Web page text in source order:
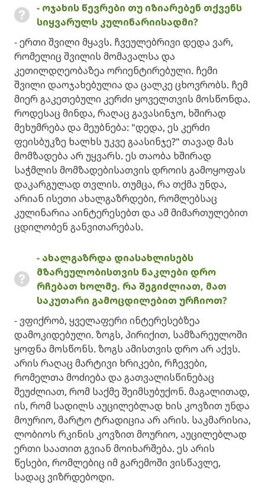
- ოჯახის წევრები თუ იზიარებენ თქვენს
სიყვარულს კულინარიისადმი?
- ერთი შვილი მყავს. ჩვეულებრივი დედა ვარ,
რომელიც შვილის მომავალსა და
კეთილდღეობაზეა ორიენტირებული. ჩემი
შვილი დაოჯახებულია და ცალკე ცხოვრობს. ჩემ
მიერ გაკეთებული კერძი ყოველთვის მოსწონდა.
როდესაც მინდა, რაღაც გავასინჯო, ხშირად
მეხუმრება და მეუბნება: "დედა, ეს კერძი
ფეისბუკზე ხალხს უკვე გაასინჯე?" თავად მას
მომზადება არ უყვარს. ეს თაობა ხშირად
საჭმლის მომზადებისათვის დროის გამოყოფას
დაკარგულად თვლის. თუმცა, რა თქმა უნდა,
არიან ისეთი ახალგაზრდები, რომლებსაც
კულინარია აინტერესებთ და ამ მიმართულებით
ცდილობენ განვითარებას.
- ახალგაზრდა დიასახლისებს
მზარეულობისთვის ნაკლები დრო
რჩებათ ხოლმე. რა შეგიძლიათ, მათ
საკუთარი გამოცდილებით ურჩიოთ?
- ვფიქრობ, ყველაფერი ინტერესებზეა
დამოკიდებული. ზოგს, პირიქით, სამზარეულოში
ყოფნა მოსწონს. ზოგს ამისთვის დრო არ აქვს.
არის რაღაც მარტივი ხრიკები, რჩევები,
რომელთა მოძიება და გათვალისწინებაც
შეუძლიათ, რომ საქმე შეიმსუბუქონ. მაგალითად,
ის, რომ სადილს აუცილებლად ხის კოვზით უნდა
მოურიო, მარტო ტრადიცია არ არის. საკმარისია,
ლობიოს რკინის კოვზით მოურიო, აუცილებლად
ერთი საათით გვიან მოიხარშება. ეს არის
წესები, რომლებიც იმ გარემოში ვისწავლე,
სადაც ვიზრდებოდი.